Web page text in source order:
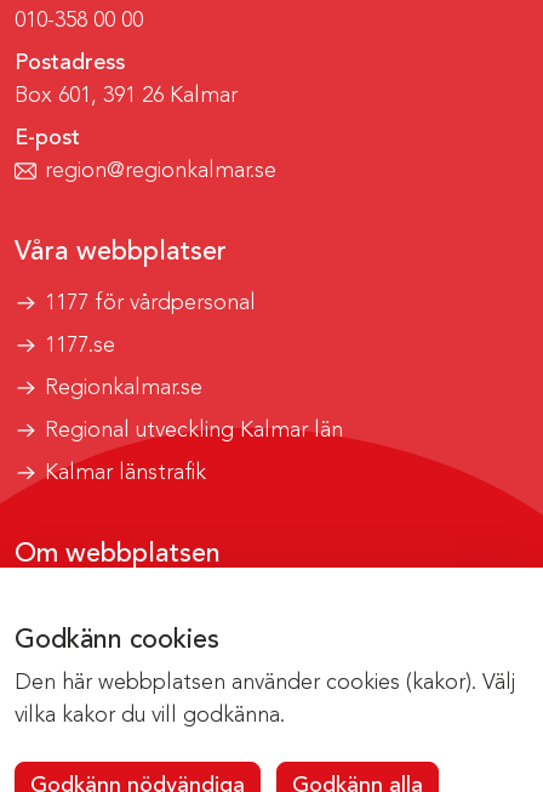
Godkänn cookies
Den här webbplatsen använder cookies (kakor). Välj
vilka kakor du vill godkänna.
Godkänn nödvändiga Godkänn alla
010-358 00 00
Postadress
Box 601, 391 26 Kalmar
E-post
region@regionkalmar.se
Våra webbplatser
1177 för vårdpersonal
1177.se
Regionkalmar.se
Regional utveckling Kalmar län
Kalmar länstrafik
Om webbplatsen
Om cookies
Kontakta webbredaktionen